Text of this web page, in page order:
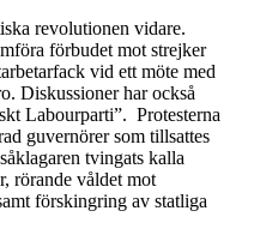
revolutionen vidare.
förbudet mot strejker
vid ett möte med
Diskussioner har också
Labourparti”. Protesterna
guvernörer som tillsattes
tvingats kalla
rörande våldet mot
förskingring av statliga